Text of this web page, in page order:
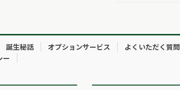
誕生秘話 オプションサービス よくいただく質問
ー